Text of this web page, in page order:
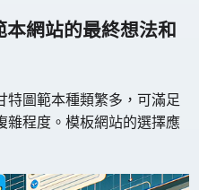
本網站的最終想法和
特圖範本種類繁多，可滿足
雜程度。模板網站的選擇應